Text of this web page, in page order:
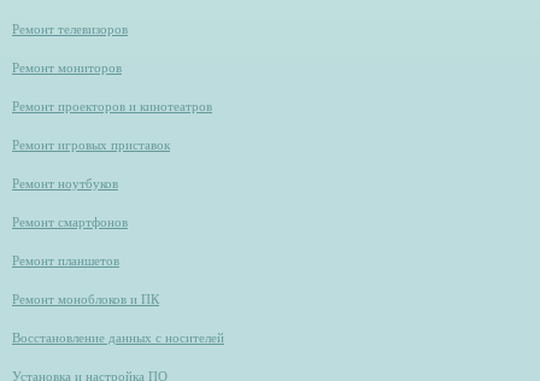
Ремонт телевизоров
Ремонт мониторов
Ремонт проекторов и кинотеатров
Ремонт игровых приставок
Ремонт ноутбуков
Ремонт смартфонов
Ремонт планшетов
Ремонт моноблоков и ПК
Восстановление данных с носителей
Установка и настройка ПО